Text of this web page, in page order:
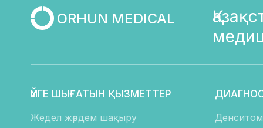
ORHUN MEDICAL
ҮЙГЕ ШЫҒАТЫН ҚЫЗМЕТТЕР
Жедел жәрдем шақыру